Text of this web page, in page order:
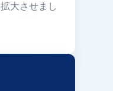
大させまし